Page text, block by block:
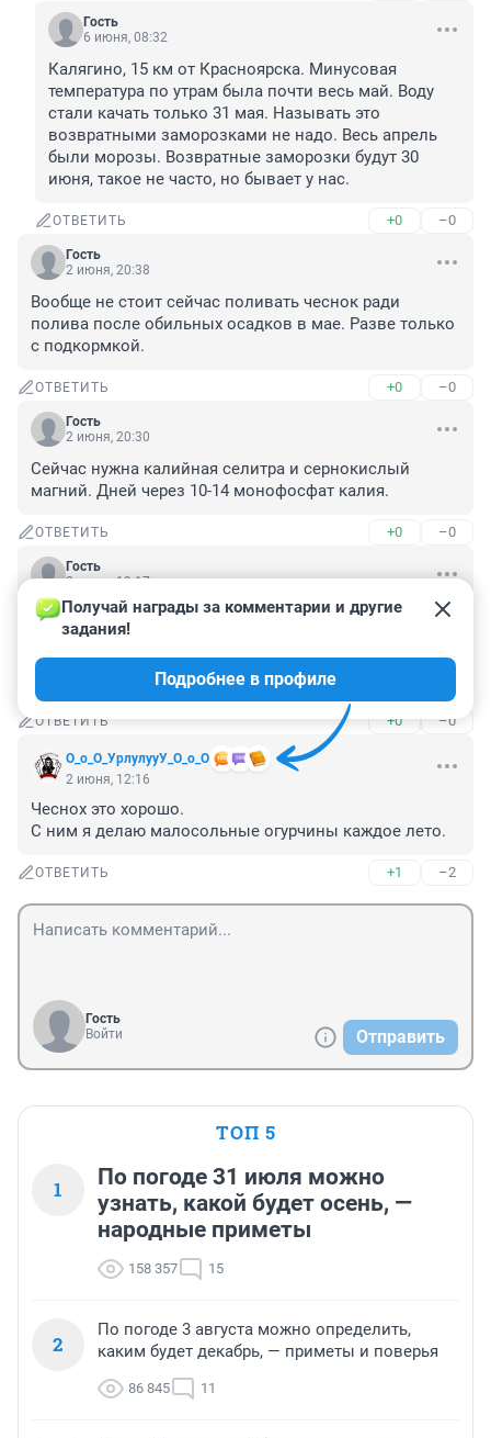
Гость
6 июня, 08:32
Калягино, 15 км от Красноярска. Минусовая
температура по утрам была почти весь май. Воду
стали качать только 31 мая. Называть это
возвратными заморозками не надо. Весь апрель
были морозы. Возвратные заморозки будут 30
июня, такое не часто, но бывает у нас.
ОТВЕТИТЬ +0 –0
Гость
2 июня, 20:38
Вообще не стоит сейчас поливать чеснок ради
полива после обильных осадков в мае. Разве только
с подкормкой.
ОТВЕТИТЬ +0 –0
Гость
2 июня, 20:30
Сейчас нужна калийная селитра и сернокислый
магний. Дней через 10-14 монофосфат калия.
ОТВЕТИТЬ +0 –0
Гость
2 июня, 19:17
Людмила Шубина - бриллиант чистой воды, все
советы хороши; в этом году насадили семян из
чесночных бульбочек, всё взошло, посмотрим, что
ОТВЕТИТЬ +0 –0
О_о_О_УрлулууУ_О_о_О
Получай награды за комментарии и другие
задания!
Подробнее в профиле
2 июня, 12:16
Чеснох это хорошо.
С ним я делаю малосольные огурчины каждое лето.
ОТВЕТИТЬ +1 –2
Гость
Войти
Отправить
ТОП 5
1
По погоде 31 июля можно
узнать, какой будет осень, —
народные приметы
158 357 15
2
По погоде 3 августа можно определить,
каким будет декабрь, — приметы и поверья
86 845 11